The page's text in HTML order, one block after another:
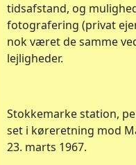
tidsafstand, og
fotografering (privat
nok været de samme
lejligheder.
Stokkemarke station,
set i køreretning mod
23. marts 1967.